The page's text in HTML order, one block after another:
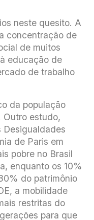
neste quesito. A
concentração de
de muitos
educação de
de trabalho
da população
Outro estudo,
Desigualdades
de Paris em
pobre no Brasil
enquanto os 10%
do patrimônio
a mobilidade
restritas do
para que